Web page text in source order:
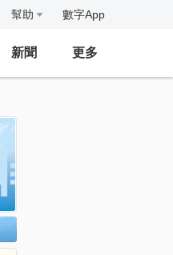
幫助 數字App
新聞 更多